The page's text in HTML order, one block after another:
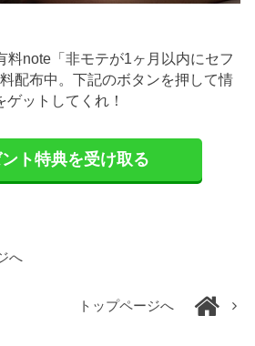
料note「非モテが1ヶ月以内にセフ
配布中。下記のボタンを押して情
ゲットしてくれ！
ト特典を受け取る
へ
トップページへ